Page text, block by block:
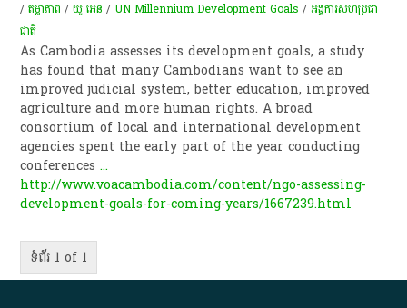
/តម្លាភាព /យូ អេន /UN Millennium Development Goals /អង្គការសហប្រជា
ជាតិ
As Cambodia assesses its development goals, a study
has found that many Cambodians want to see an
improved judicial system, better education, improved
agriculture and more human rights. A broad
consortium of local and international development
agencies spent the early part of the year conducting
conferences...
http://www.voacambodia.com/content/ngo-assessing-
development-goals-for-coming-years/1667239.html
ទំព័រ 1 of 1